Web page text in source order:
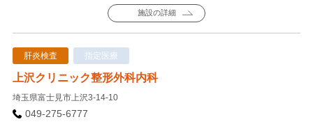
施設の詳細
肝炎検査 指定医療
上沢クリニック整形外科内科
埼玉県富士見市上沢3-14-10
049-275-6777